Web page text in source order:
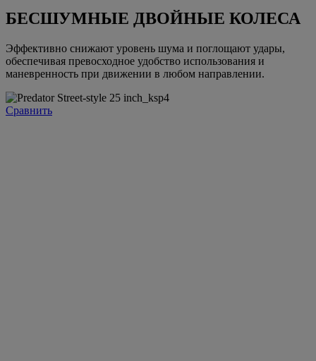
БЕСШУМНЫЕ ДВОЙНЫЕ КОЛЕСА
Эффективно снижают уровень шума и поглощают удары,
обеспечивая превосходное удобство использования и
маневренность при движении в любом направлении.
Сравнить